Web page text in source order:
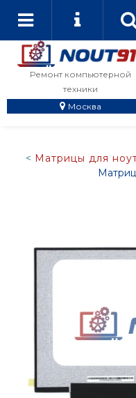
Ремонт компьютерной
техники
Москва
Матрицы для